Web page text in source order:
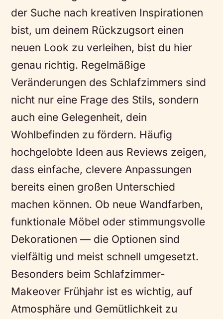
der Suche nach kreativen Inspirationen
bist, um deinem Rückzugsort einen
neuen Look zu verleihen, bist du hier
genau richtig. Regelmäßige
Veränderungen des Schlafzimmers sind
nicht nur eine Frage des Stils, sondern
auch eine Gelegenheit, dein
Wohlbefinden zu fördern. Häufig
hochgelobte Ideen aus Reviews zeigen,
dass einfache, clevere Anpassungen
bereits einen großen Unterschied
machen können. Ob neue Wandfarben,
funktionale Möbel oder stimmungsvolle
Dekorationen — die Optionen sind
vielfältig und meist schnell umgesetzt.
Besonders beim Schlafzimmer-
Makeover Frühjahr ist es wichtig, auf
Atmosphäre und Gemütlichkeit zu